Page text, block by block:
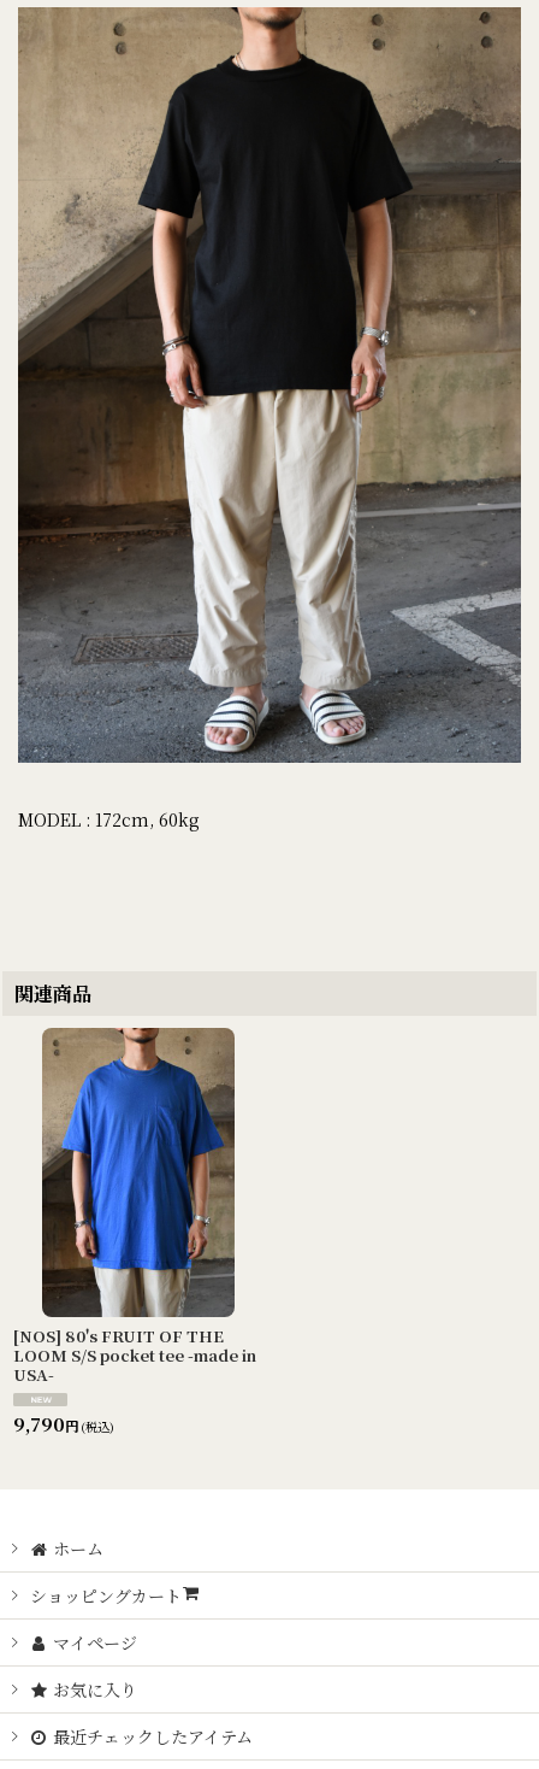
MODEL : 172cm, 60kg
関連商品
[NOS] 80's FRUIT OF THE
LOOM S/S pocket tee -made in
USA-
9,790円 (税込)
ホーム
ショッピングカート
マイページ
お気に入り
最近チェックしたアイテム